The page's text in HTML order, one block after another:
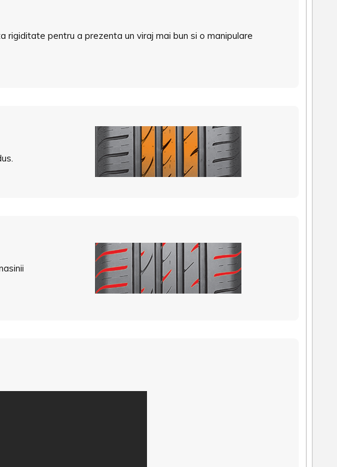
rigiditate pentru a prezenta un viraj mai bun si o manipulare